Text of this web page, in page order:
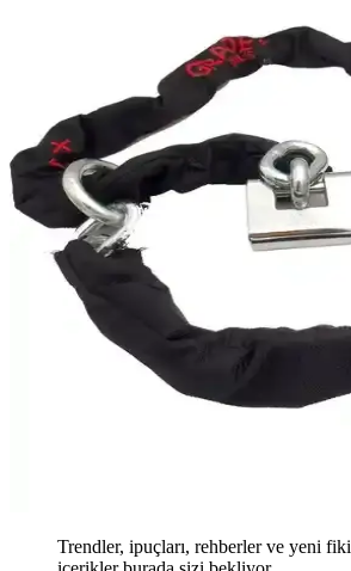
Trendler, ipuçları, rehberler ve yeni